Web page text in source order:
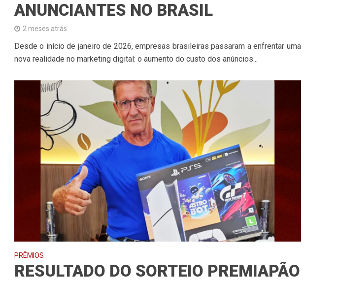
ANUNCIANTES NO BRASIL
2 meses atrás
Desde o início de janeiro de 2026, empresas brasileiras passaram a enfrentar uma
nova realidade no marketing digital: o aumento do custo dos anúncios...
PRÊMIOS
RESULTADO DO SORTEIO PREMIAPÃO